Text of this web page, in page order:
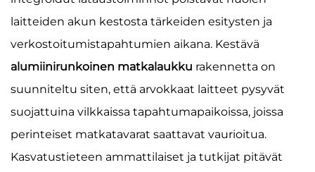
laitteiden akun kestosta tärkeiden esitysten ja
verkostoitumistapahtumien aikana. Kestävä
alumiinirunkoinen matkalaukku rakennetta on
suunniteltu siten, että arvokkaat laitteet pysyvät
suojattuina vilkkaissa tapahtumapaikoissa, joissa
perinteiset matkatavarat saattavat vaurioitua.
Kasvatustieteen ammattilaiset ja tutkijat pitävät